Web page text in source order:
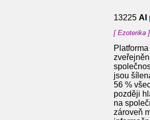
13225 AI
[ Ezoterika
jsou
56 %
později
na
zároveň